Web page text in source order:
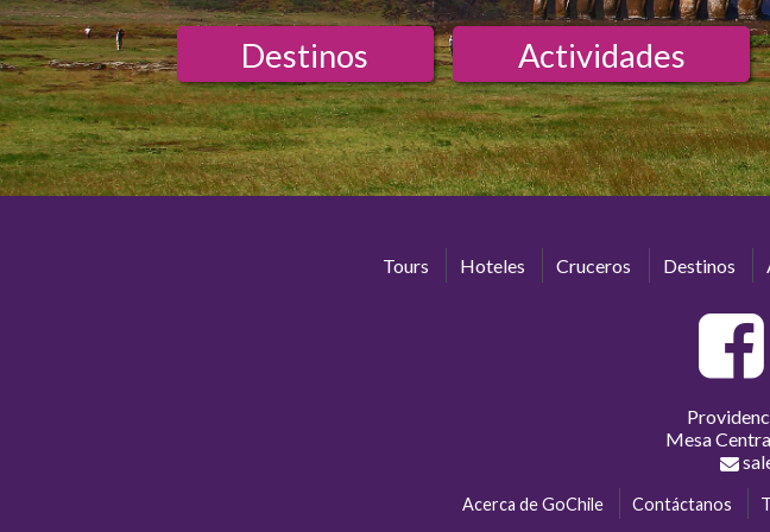
Destinos Actividades
Tours Hoteles Cruceros Destinos
Mesa
Acerca de GoChile Contáctanos